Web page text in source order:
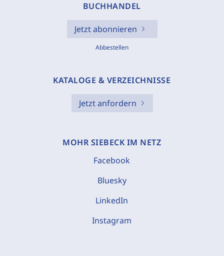
BUCHHANDEL
Jetzt abonnieren
Abbestellen
KATALOGE & VERZEICHNISSE
Jetzt anfordern
MOHR SIEBECK IM NETZ
Facebook
Bluesky
LinkedIn
Instagram